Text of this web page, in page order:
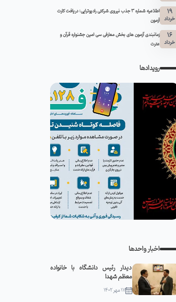
19
خرداد
اطلاعیه شماره 3 جذب نیروی شرکتی رادیوتراپی: دریافت کارت
آزمون
16
خرداد
زمانبندی آزمون های بخش معارفی سی امین جشنواره قرآن و
عترت
رویدادها
اخبار واحدها
دیدار رئیس دانشگاه با خانواده
معظم شهدا
۱۷ مهر ۱۴۰۲